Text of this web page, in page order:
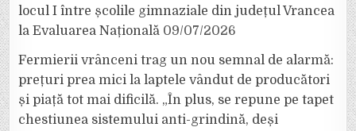
locul I între școlile gimnaziale din județul Vrancea
la Evaluarea Națională 09/07/2026
Fermierii vrânceni trag un nou semnal de alarmă:
prețuri prea mici la laptele vândut de producători
și piață tot mai dificilă. „În plus, se repune pe tapet
chestiunea sistemului anti-grindină, deși